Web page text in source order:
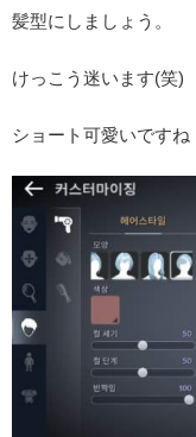
髪型にしましょう。
けっこう迷います(笑)
ショート可愛いですね